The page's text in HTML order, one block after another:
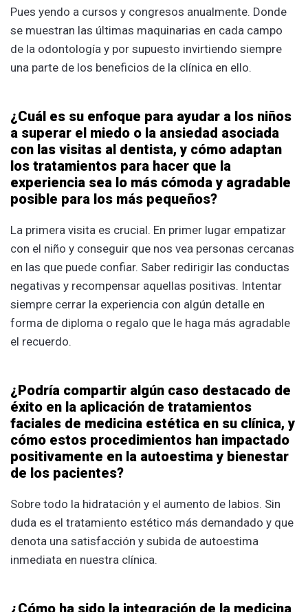
Pues yendo a cursos y congresos anualmente. Donde
se muestran las últimas maquinarias en cada campo
de la odontología y por supuesto invirtiendo siempre
una parte de los beneficios de la clínica en ello.
¿Cuál es su enfoque para ayudar a los niños
a superar el miedo o la ansiedad asociada
con las visitas al dentista, y cómo adaptan
los tratamientos para hacer que la
experiencia sea lo más cómoda y agradable
posible para los más pequeños?
La primera visita es crucial. En primer lugar empatizar
con el niño y conseguir que nos vea personas cercanas
en las que puede confiar. Saber redirigir las conductas
negativas y recompensar aquellas positivas. Intentar
siempre cerrar la experiencia con algún detalle en
forma de diploma o regalo que le haga más agradable
el recuerdo.
¿Podría compartir algún caso destacado de
éxito en la aplicación de tratamientos
faciales de medicina estética en su clínica, y
cómo estos procedimientos han impactado
positivamente en la autoestima y bienestar
de los pacientes?
Sobre todo la hidratación y el aumento de labios. Sin
duda es el tratamiento estético más demandado y que
denota una satisfacción y subida de autoestima
inmediata en nuestra clínica.